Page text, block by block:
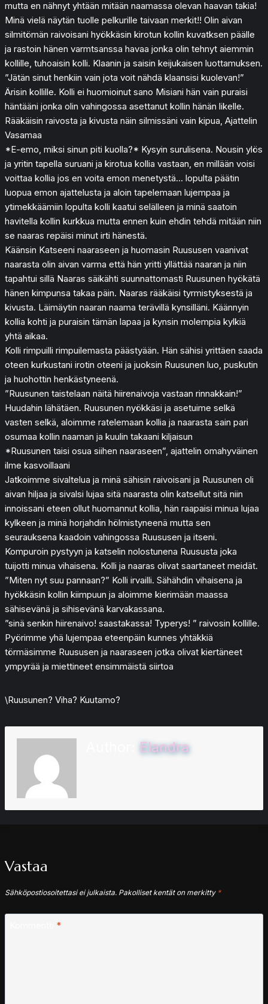
mutta en nähnyt yhtään mitään naamassa olevan haavan takia!
Minä vielä näytän tuolle pelkurille taivaan merkit!! Olin aivan
silmitömän raivoisani hyökkäsin kirotun kollin kuvatksen päälle
ja rastoin hänen varmtsanssa havaa jonka olin tehnyt aiemmin
kollille, tuhoaisin kolli. Klaanin ja saisin keijukaisen luottamuksen.
”Jätän sinut henkiin vain jota voit nähdä klaansisi kuolevan!”
Ärisin kollille. Kolli ei huomioinut sano Misiani hän vain puraisi
häntääni jonka olin vahingossa asettanut kollin hänän likelle.
Rääkäisin raivosta ja kivusta näin silmissäni vain kipua, Ajattelin
Vasamaa
*E-emo, miksi sinun piti kuolla?* Kysyin surulisena. Nousin ylös
ja yritin tapella suruani ja kirotua kollia vastaan, en millään voisi
voittaa kollia jos en voita emon menetystä… lopulta päätin
luopua emon ajattelusta ja aloin tapelemaan lujempaa ja
ytimekkäämiin lopulta kolli kaatui selälleen ja minä saatoin
havitella kollin kurkkua mutta ennen kuin ehdin tehdä mitään niin
se naaras repäisi minut irti hänestä.
Käänsin Katseeni naaraseen ja huomasin Ruususen vaanivat
naarasta olin aivan varma että hän yritti yllättää naaran ja niin
tapahtui sillä Naaras säikähti suunnattomasti Ruusunen hyökätä
hänen kimpunsa takaa päin. Naaras rääkäisi tyrmistyksestä ja
kivusta. Läimäytin naaran naama terävillä kynsilläni. Käännyin
kollia kohti ja puraisin tämän lapaa ja kynsin molempia kylkiä
yhtä aikaa.
Kolli rimpuilli rimpuilemasta päästyään. Hän sähisi yrittäen saada
oteen kurkustani irotin oteeni ja juoksin Ruusunen luo, puskutin
ja huohottin henkästyneenä.
”Ruusunen taistelaan näitä hiirenaivoja vastaan rinnakkain!”
Huudahin lähätäen. Ruusunen nyökkäsi ja asetuime selkä
vasten selkä, aloimme ratelemaan kollia ja naarasta sain pari
osumaa kollin naaman ja kuulin takaani kiljaisun
*Ruusunen taisi osua siihen naaraseen”, ajattelin omahyväinen
ilme kasvoillaani
Jatkoimme sivaltelua ja minä sähisin raivoisani ja Ruusunen oli
aivan hiljaa ja sivalsi lujaa sitä naarasta olin katsellut sitä niin
innoissani eteen ollut huomannut kollia, hän raapaisi minua lujaa
kylkeen ja minä horjahdin hölmistyneenä mutta sen
seurauksena kaadoin vahingossa Ruususen ja itseni.
Kompuroin pystyyn ja katselin nolostunena Ruususta joka
tuijotti minua vihaisena. Kolli ja naaras olivat saartaneet meidät.
”Miten nyt suu pannaan?” Kolli irvailli. Sähähdin vihaisena ja
hyökkäsin kollin kiimpuun ja aloimme kierimään maassa
sähisevänä ja sihisevänä karvakassana.
”sinä senkin hiirenaivo! saastakassa! Typerys! ” raivosin kollille.
Pyörimme yhä lujempaa eteenpäin kunnes yhtäkkiä
törmäsimme Ruususen ja naaraseen jotka olivat kiertäneet
ympyrää ja miettineet ensimmäistä siirtoa
\Ruusunen? Viha? Kuutamo?
Elandra
Vastaa
Sähköpostiosoitettasi ei julkaista. Pakolliset kentät on merkitty *
*